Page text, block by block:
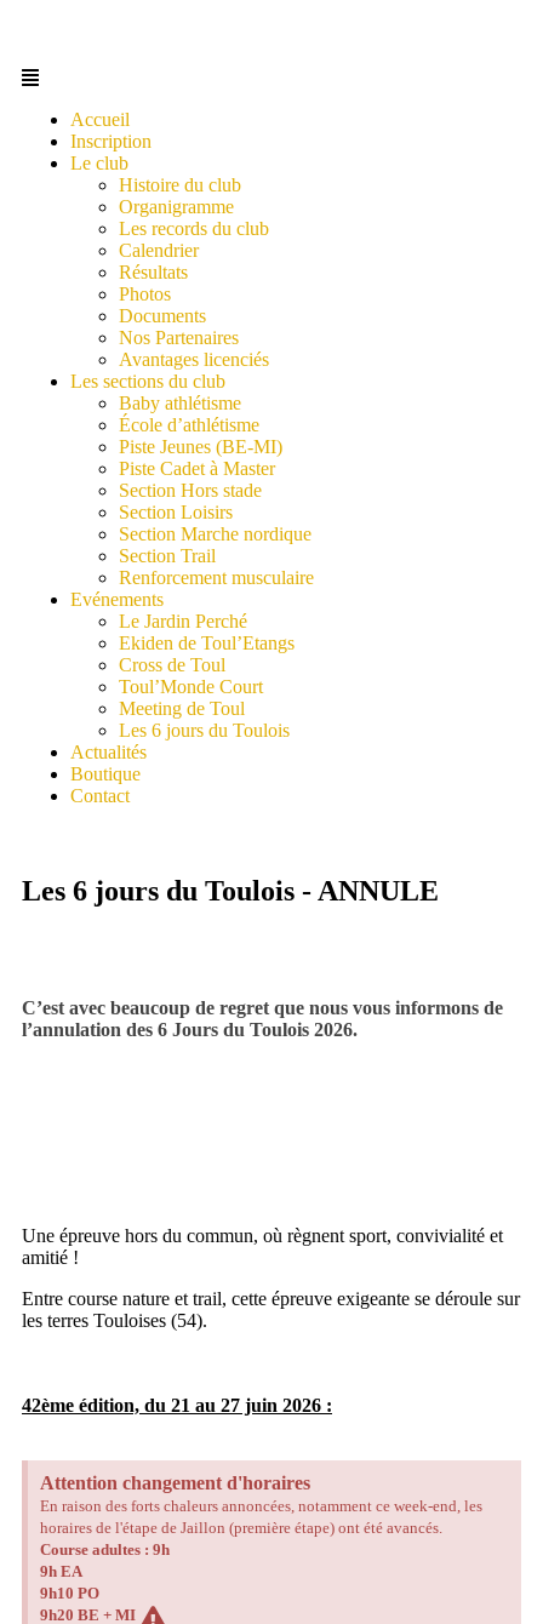
Accueil
Inscription
Le club
Histoire du club
Organigramme
Les records du club
Calendrier
Résultats
Photos
Documents
Nos Partenaires
Avantages licenciés
Les sections du club
Baby athlétisme
École d’athlétisme
Piste Jeunes (BE-MI)
Piste Cadet à Master
Section Hors stade
Section Loisirs
Section Marche nordique
Section Trail
Renforcement musculaire
Evénements
Le Jardin Perché
Ekiden de Toul’Etangs
Cross de Toul
Toul’Monde Court
Meeting de Toul
Les 6 jours du Toulois
Actualités
Boutique
Contact
Les 6 jours du Toulois - ANNULE
C’est avec beaucoup de regret que nous vous informons de
l’annulation des 6 Jours du Toulois 2026.
Une épreuve hors du commun, où règnent sport, convivialité et
amitié !
Entre course nature et trail, cette épreuve exigeante se déroule sur
les terres Touloises (54).
42ème édition, du 21 au 27 juin 2026 :
Attention changement d'horaires
En raison des forts chaleurs annoncées, notamment ce week-end, les
horaires de l'étape de Jaillon (première étape) ont été avancés.
Course adultes : 9h
9h EA
9h10 PO
9h20 BE + MI